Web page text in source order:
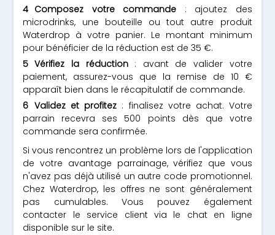
Composez votre commande : ajoutez des
microdrinks, une bouteille ou tout autre produit
Waterdrop à votre panier. Le montant minimum
pour bénéficier de la réduction est de 35 €.
Vérifiez la réduction: avant de valider votre
paiement, assurez-vous que la remise de 10 €
apparaît bien dans le récapitulatif de commande.
Validez et profitez : finalisez votre achat. Votre
parrain recevra ses 500 points dès que votre
commande sera confirmée.
Si vous rencontrez un problème lors de l'application
de votre avantage parrainage, vérifiez que vous
n'avez pas déjà utilisé un autre code promotionnel.
Chez Waterdrop, les offres ne sont généralement
pas cumulables. Vous pouvez également
contacter le service client via le chat en ligne
disponible sur le site.